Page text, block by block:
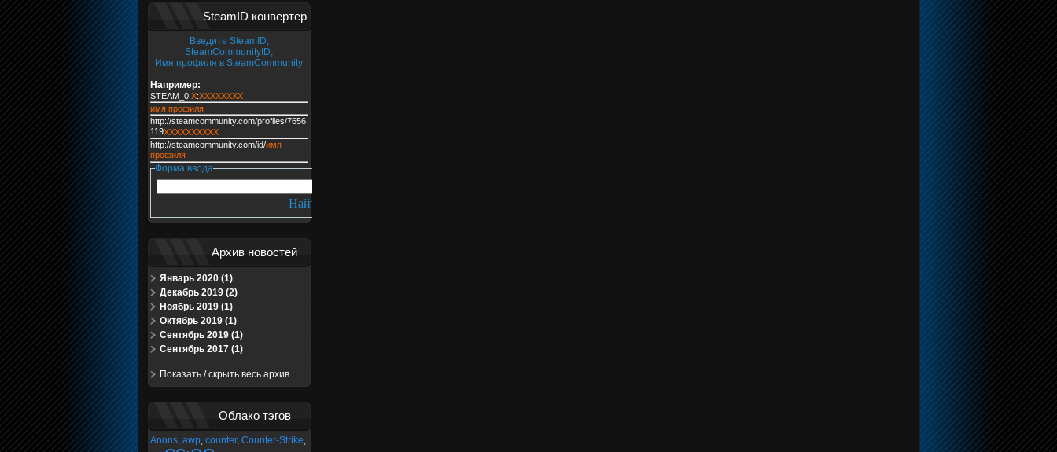
SteamID конвертер
Введите SteamID,
SteamCommunityID,
Имя профиля в SteamCommunity
Например:
STEAM_0:X:XXXXXXXX
имя профиля
http://steamcommunity.com/profiles/7656
119XXXXXXXXXX
http://steamcommunity.com/id/имя
профиля
Форма ввода
Архив новостей
Январь 2020 (1)
Декабрь 2019 (2)
Ноябрь 2019 (1)
Октябрь 2019 (1)
Сентябрь 2019 (1)
Сентябрь 2017 (1)
Показать / скрыть весь архив
Облако тэгов
Anons, awp, counter, Counter-Strike,